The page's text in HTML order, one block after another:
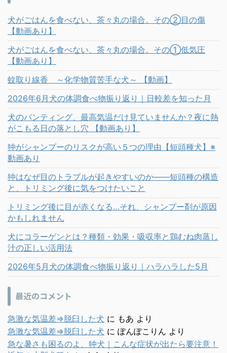
犬がごはんを食べない、茶々丸の場合。その②目の傷
【動画あり】
犬がごはんを食べない、茶々丸の場合。その①低気圧
【動画あり】
蚊取り線香 ～化学物質苦手な犬～ 【動画】
2026年6月犬の体調食べ物振り返り｜日較差を知った月
犬のパンティング、最高気温だけ見ていませんか？夜に熱
がこもる日の落とし穴 【動画あり】
狆がシャンプーのリスクが高い５つの理由【短頭種犬】※
動画あり
狆はなぜ目のトラブルが起きやすいのか——短頭種の構造
と、トリミング後に気をつけたいこと
トリミング後に目が赤くなる…それ、シャンプー剤が原因
かもしれません
犬にコラーゲンとは？種類・効果・吸収率と鶏むね肉蒸し
汁の正しい活用法
2026年5月犬の体調食べ物振り返り｜ハラハラした5月
最近のコメント
急激な気温差⇒脱臼した犬 に もあ より
急激な気温差⇒脱臼した犬 に ぽんぽこりん より
急な暑さも困るのよ、狆犬｜こんな症状が出たら要注意！